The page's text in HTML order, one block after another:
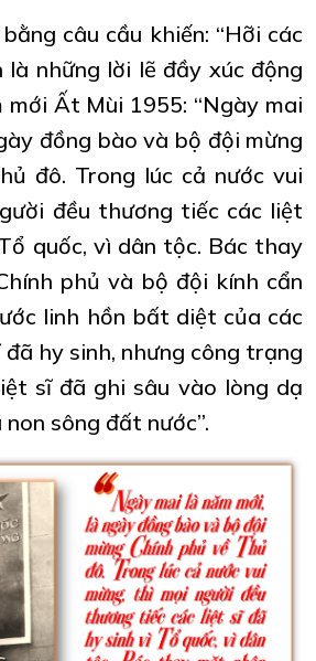
câu cầu khiến: “Hỡi các
là những lời lẽ đầy xúc động
Ất Mùi 1955: “Ngày mai
đồng bào và bộ đội mừng
đô. Trong lúc cả nước vui
đều thương tiếc các liệt
quốc, vì dân tộc. Bác thay
phủ và bộ đội kính cẩn
linh hồn bất diệt của các
hy sinh, nhưng công trạng
sĩ đã ghi sâu vào lòng dạ
sông đất nước”.